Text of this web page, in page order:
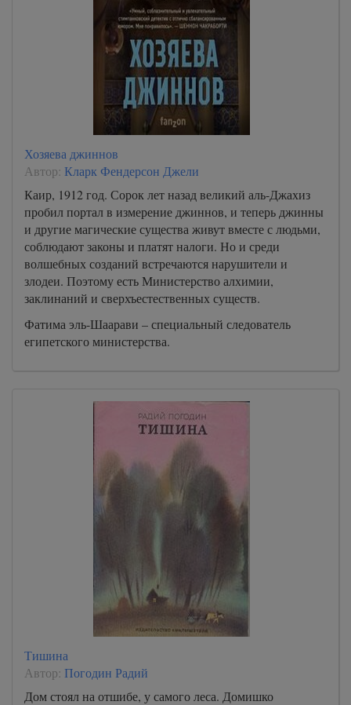
Хозяева джиннов
Автор: Кларк Фендерсон Джели
Каир, 1912 год. Сорок лет назад великий аль-Джахиз
пробил портал в измерение джиннов, и теперь джинны
и другие магические существа живут вместе с людьми,
соблюдают законы и платят налоги. Но и среди
волшебных созданий встречаются нарушители и
злодеи. Поэтому есть Министерство алхимии,
заклинаний и сверхъестественных существ.
Фатима эль-Шаарави – специальный следователь
египетского министерства.
Тишина
Автор: Погодин Радий
Дом стоял на отшибе, у самого леса. Домишко